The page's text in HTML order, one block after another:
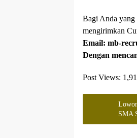
Bagi Anda
mengirimkan
Email: mb-
Dengan
Post Views:
SMA